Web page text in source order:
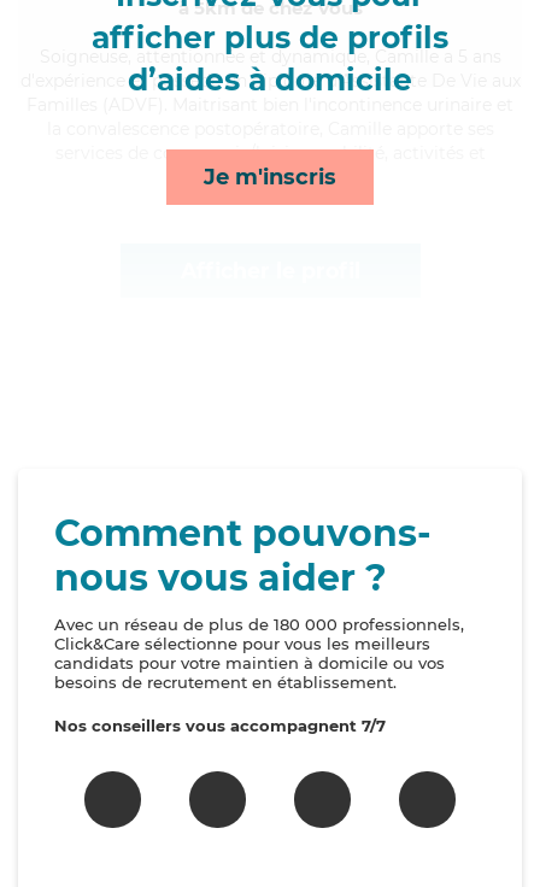
afficher plus de profils
d’aides à domicile
Je m'inscris
à 5km de chez Vous
, attentionnée et dynamique, Camille a 5 ans
d'expérience et possède un diplôme d'Assistante De Vie aux
services de compagnie/loisirs, mobilité, activités et
transports*
Comment pouvons-
nous vous aider ?
Avec un réseau de plus de 180 000 professionnels,
Click&Care sélectionne pour vous les meilleurs
candidats pour votre maintien à domicile ou vos
besoins de recrutement en établissement.
Nos conseillers vous accompagnent 7/7